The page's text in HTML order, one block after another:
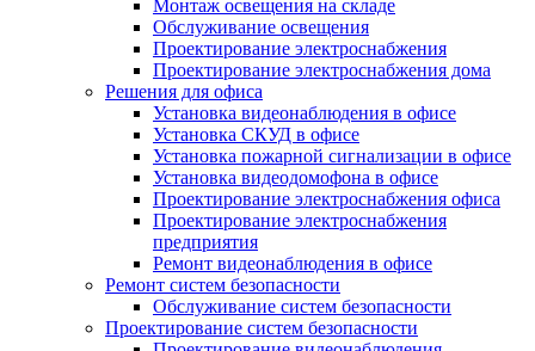
Монтаж освещения на складе
Обслуживание освещения
Проектирование электроснабжения
Проектирование электроснабжения дома
Решения для офиса
Установка видеонаблюдения в офисе
Установка СКУД в офисе
Установка пожарной сигнализации в офисе
Установка видеодомофона в офисе
Проектирование электроснабжения офиса
Проектирование электроснабжения
предприятия
Ремонт видеонаблюдения в офисе
Ремонт систем безопасности
Обслуживание систем безопасности
Проектирование систем безопасности